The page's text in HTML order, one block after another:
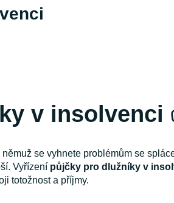
v insolvenci
se vyhnete problémům se
Vyřízení půjčky pro dlužníky v
totožnost a příjmy.